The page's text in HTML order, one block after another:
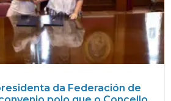
da Federación de